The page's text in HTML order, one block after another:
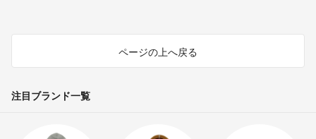
ページの上へ戻る
注目ブランド一覧